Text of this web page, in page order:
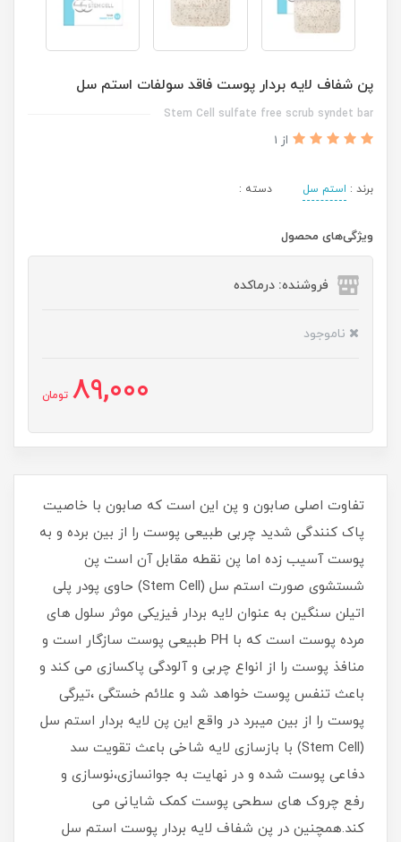
پن شفاف لایه بردار پوست فاقد سولفات استم سل
Stem Cell sulfate free scrub syndet bar
از 1
برند : استم سل دسته :
ویژگی‌های محصول
فروشنده: درماکده
ناموجود
89,000 تومان
تفاوت اصلی صابون و پن این است که صابون با خاصیت
پاک کنندگی شدید چربی طبیعی پوست را از بین برده و به
پوست آسیب زده اما پن نقطه مقابل آن است پن
شستشوی صورت استم سل (Stem Cell) حاوی پودر پلی
اتیلن سنگین به عنوان لایه بردار فیزیکی موثر سلول های
مرده پوست است که با PH طبیعی پوست سازگار است و
منافذ پوست را از انواع چربی و آلودگی پاکسازی می کند و
باعث تنفس پوست خواهد شد و علائم خستگی ،تیرگی
پوست را از بین میبرد در واقع این پن لایه بردار استم سل
(Stem Cell) با بازسازی لایه شاخی باعث تقویت سد
دفاعی پوست شده و در نهایت به جوانسازی،نوسازی و
رفع چروک های سطحی پوست کمک شایانی می
کند.همچنین در پن شفاف لایه بردار پوست استم سل